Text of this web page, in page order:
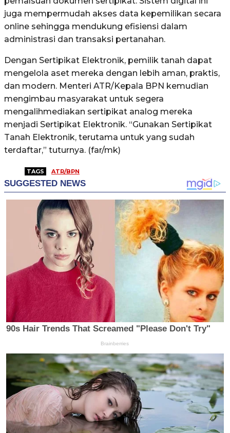
juga mempermudah akses data kepemilikan secara
online sehingga mendukung efisiensi dalam
administrasi dan transaksi pertanahan.
Dengan Sertipikat Elektronik, pemilik tanah dapat
mengelola aset mereka dengan lebih aman, praktis,
dan modern. Menteri ATR/Kepala BPN kemudian
mengimbau masyarakat untuk segera
mengalihmediakan sertipikat analog mereka
menjadi Sertipikat Elektronik. “Gunakan Sertipikat
Tanah Elektronik, terutama untuk yang sudah
terdaftar,” tuturnya. (far/mk)
TAGS ATR/BPN